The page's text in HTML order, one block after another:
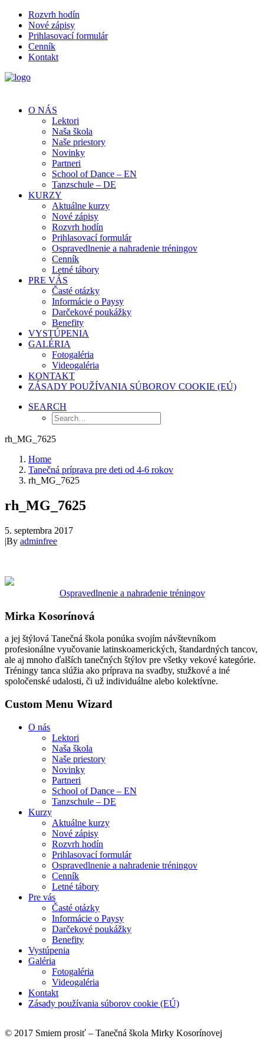
Rozvrh hodín
Nové zápisy
Prihlasovací formulár
Cenník
Kontakt
O NÁS
Lektori
Naša škola
Naše priestory
Novinky
Partneri
School of Dance – EN
Tanzschule – DE
KURZY
Aktuálne kurzy
Nové zápisy
Rozvrh hodín
Prihlasovací formulár
Ospravedlnenie a nahradenie tréningov
Cenník
Letné tábory
PRE VÁS
Časté otázky
Informácie o Paysy
Darčekové poukážky
Benefity
VYSTÚPENIA
GALÉRIA
Fotogaléria
Videogaléria
KONTAKT
ZÁSADY POUŽÍVANIA SÚBOROV COOKIE (EÚ)
SEARCH
rh_MG_7625
Home
Tanečná príprava pre deti od 4-6 rokov
rh_MG_7625
rh_MG_7625
5. septembra 2017
|By adminfree
Ospravedlnenie a nahradenie tréningov
Mirka Kosorínová
a jej štýlová Tanečná škola ponúka svojím návštevníkom
profesionálne vyučovanie latinskoamerických, štandardných tancov,
ale aj mnoho ďalších tanečných štýlov pre všetky vekové kategórie.
Tréningy tanca slúžia ako príprava na svadby, stužkové a iné
spoločenské udalosti, či už individuálne alebo kolektívne.
Custom Menu Wizard
O nás
Lektori
Naša škola
Naše priestory
Novinky
Partneri
School of Dance – EN
Tanzschule – DE
Kurzy
Aktuálne kurzy
Nové zápisy
Rozvrh hodín
Prihlasovací formulár
Ospravedlnenie a nahradenie tréningov
Cenník
Letné tábory
Pre vás
Časté otázky
Informácie o Paysy
Darčekové poukážky
Benefity
Vystúpenia
Galéria
Fotogaléria
Videogaléria
Kontakt
Zásady používania súborov cookie (EÚ)
© 2017 Smiem prosiť – Tanečná škola Mirky Kosorínovej